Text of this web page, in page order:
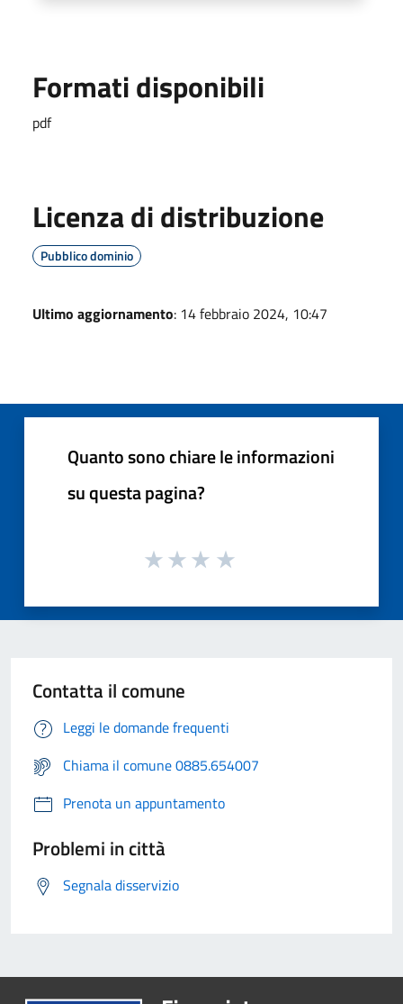
Formati disponibili
pdf
Licenza di distribuzione
Pubblico dominio
Ultimo aggiornamento: 14 febbraio 2024, 10:47
Quanto sono chiare le informazioni
su questa pagina?
Contatta il comune
Leggi le domande frequenti
Chiama il comune 0885.654007
Prenota un appuntamento
Problemi in città
Segnala disservizio